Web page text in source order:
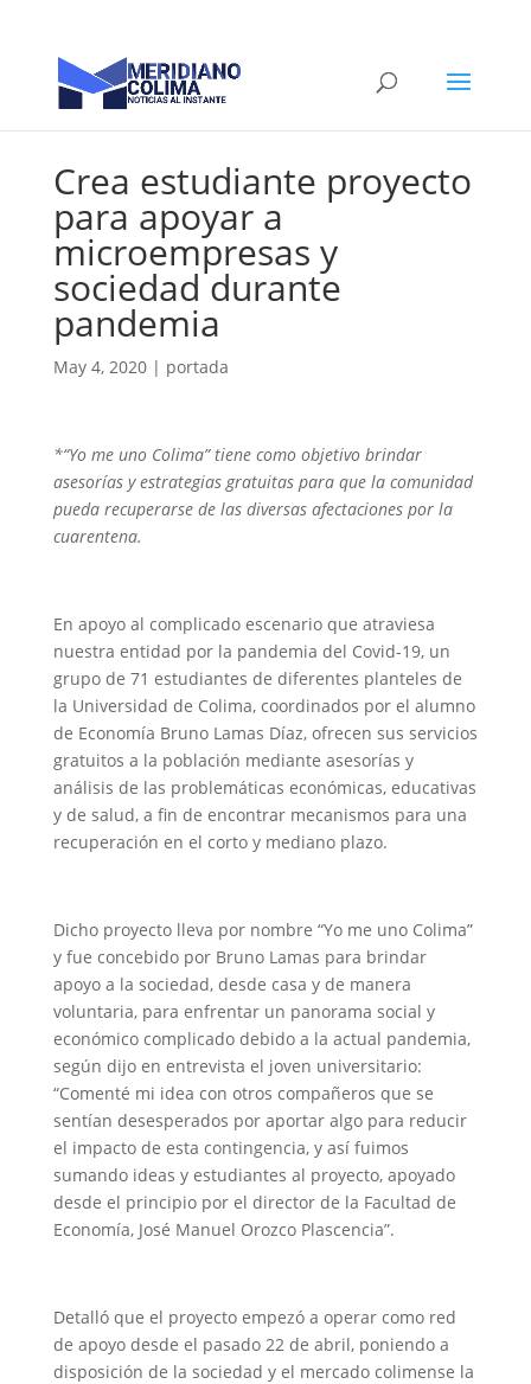
Crea estudiante proyecto
para apoyar a
microempresas y
sociedad durante
pandemia
May 4, 2020| portada
*“Yo me uno Colima” tiene como objetivo brindar
asesorías y estrategias gratuitas para que la comunidad
pueda recuperarse de las diversas afectaciones por la
cuarentena.
En apoyo al complicado escenario que atraviesa
nuestra entidad por la pandemia del Covid-19, un
grupo de 71 estudiantes de diferentes planteles de
la Universidad de Colima, coordinados por el alumno
de Economía Bruno Lamas Díaz, ofrecen sus servicios
gratuitos a la población mediante asesorías y
análisis de las problemáticas económicas, educativas
y de salud, a fin de encontrar mecanismos para una
recuperación en el corto y mediano plazo.
Dicho proyecto lleva por nombre “Yo me uno Colima”
y fue concebido por Bruno Lamas para brindar
apoyo a la sociedad, desde casa y de manera
voluntaria, para enfrentar un panorama social y
económico complicado debido a la actual pandemia,
según dijo en entrevista el joven universitario:
“Comenté mi idea con otros compañeros que se
sentían desesperados por aportar algo para reducir
el impacto de esta contingencia, y así fuimos
sumando ideas y estudiantes al proyecto, apoyado
desde el principio por el director de la Facultad de
Economía, José Manuel Orozco Plascencia”.
Detalló que el proyecto empezó a operar como red
de apoyo desde el pasado 22 de abril, poniendo a
disposición de la sociedad y el mercado colimense la